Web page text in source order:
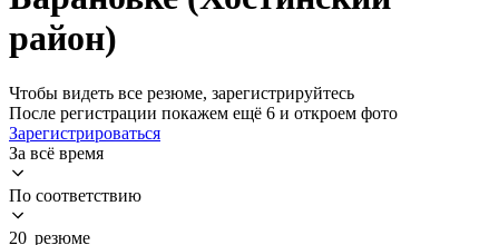
район)
Чтобы видеть все резюме, зарегистрируйтесь
После регистрации покажем ещё 6 и откроем фото
Зарегистрироваться
За всё время
По соответствию
20 резюме